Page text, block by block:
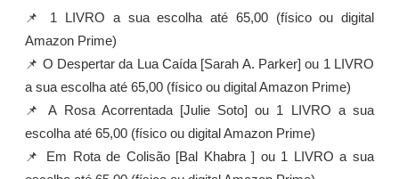
📌 1 LIVRO a sua escolha até 65,00 (físico ou digital
Amazon Prime)
📌 O Despertar da Lua Caída [Sarah A. Parker] ou 1 LIVRO
a sua escolha até 65,00 (físico ou digital Amazon Prime)
📌 A Rosa Acorrentada [Julie Soto] ou 1 LIVRO a sua
escolha até 65,00 (físico ou digital Amazon Prime)
📌 Em Rota de Colisão [Bal Khabra ] ou 1 LIVRO a sua